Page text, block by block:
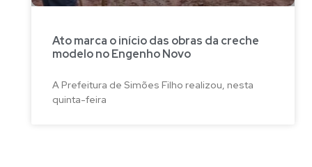
Ato marca o início das obras da creche
modelo no Engenho Novo
A Prefeitura de Simões Filho realizou, nesta
quinta-feira